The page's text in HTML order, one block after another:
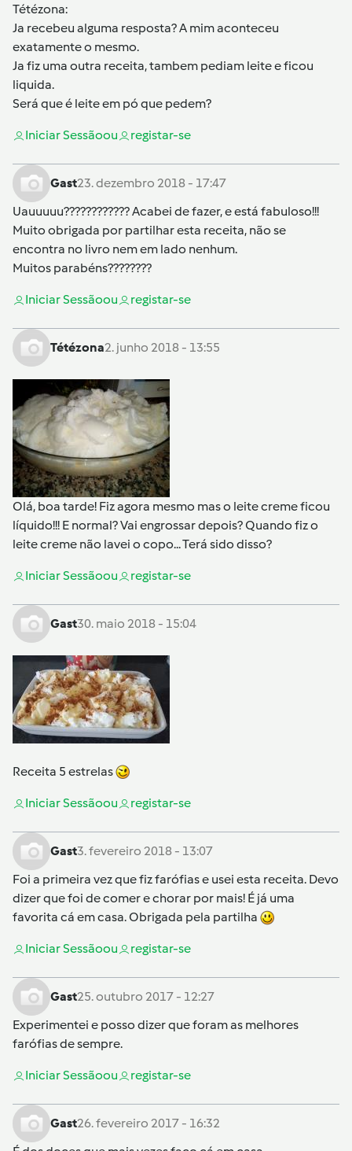
Tétézona:
Ja recebeu alguma resposta? A mim aconteceu
exatamente o mesmo.
Ja fiz uma outra receita, tambem pediam leite e ficou
liquida.
Será que é leite em pó que pedem?
Iniciar Sessãoou registar-se
Gast23. dezembro 2018 - 17:47
Uauuuuu???????????? Acabei de fazer, e está fabuloso!!!
Muito obrigada por partilhar esta receita, não se
encontra no livro nem em lado nenhum.
Muitos parabéns????????
Iniciar Sessãoou registar-se
Tétézona2. junho 2018 - 13:55
Olá, boa tarde! Fiz agora mesmo mas o leite creme ficou
líquido!!! E normal? Vai engrossar depois? Quando fiz o
leite creme não lavei o copo... Terá sido disso?
Iniciar Sessãoou registar-se
Gast30. maio 2018 - 15:04
Receita 5 estrelas
Iniciar Sessãoou registar-se
Gast3. fevereiro 2018 - 13:07
Foi a primeira vez que fiz farófias e usei esta receita. Devo
dizer que foi de comer e chorar por mais! É já uma
favorita cá em casa. Obrigada pela partilha
Iniciar Sessãoou registar-se
Gast25. outubro 2017 - 12:27
Experimentei e posso dizer que foram as melhores
farófias de sempre.
Iniciar Sessãoou registar-se
Gast26. fevereiro 2017 - 16:32